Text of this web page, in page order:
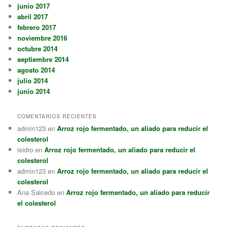
junio 2017
abril 2017
febrero 2017
noviembre 2016
octubre 2014
septiembre 2014
agosto 2014
julio 2014
junio 2014
COMENTARIOS RECIENTES
admin123 enArroz rojo fermentado, un aliado para reducir el
colesterol
isidro enArroz rojo fermentado, un aliado para reducir el
colesterol
admin123 enArroz rojo fermentado, un aliado para reducir el
colesterol
Ana Salcedo enArroz rojo fermentado, un aliado para reducir
el colesterol